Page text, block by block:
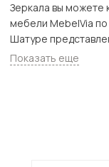
Зеркала вы можете
мебели MebelVia по
Шатуре
доставкой в Москве и
товаров в
Показать еще